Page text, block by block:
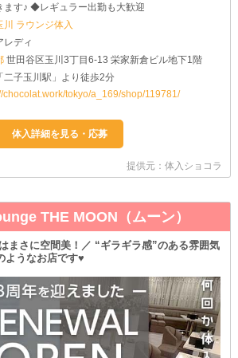
ます♪ ◆レギュラー出勤も大歓迎
川 ラウンジ体入
レディ
世田谷区玉川3丁目6-13 栄家新倉ビル地下1階
二子玉川駅」より徒歩2分
chocolat.work/tokyo/a_169/shop/119781/
提供元：体入ショコラ
THE MOON（ムーン）
まさに空間美！／ “ギラギラ感”のある雰囲気
ようなお店です♥